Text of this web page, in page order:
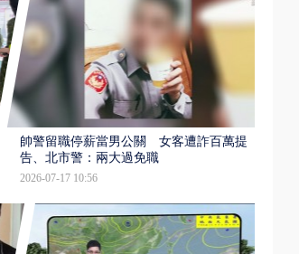
帥警留職停薪當男公關 女客遭詐百萬提
告、北市警：兩大過免職
2026-07-17 10:56